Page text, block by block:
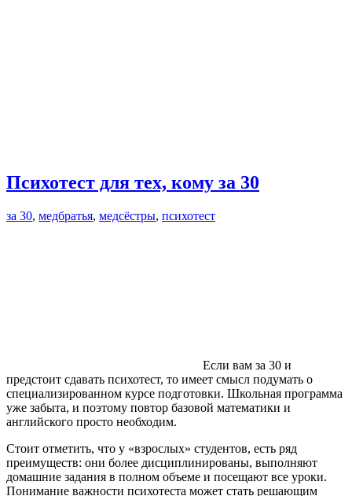
Психотест для тех, кому за 30
за 30, медбратья, медсёстры, психотест
Если вам за 30 и
предстоит сдавать психотест, то имеет смысл подумать о
специализированном курсе подготовки. Школьная программа
уже забыта, и поэтому повтор базовой математики и
английского просто необходим.
Стоит отметить, что у «взрослых» студентов, есть ряд
преимуществ: они более дисциплинированы, выполняют
домашние задания в полном объеме и посещают все уроки.
Понимание важности психотеста может стать решающим